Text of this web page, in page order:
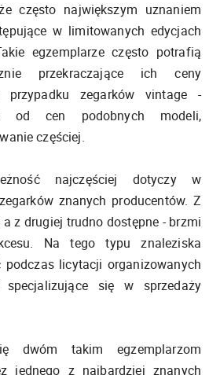
często największym uznaniem
w limitowanych edycjach
egzemplarze często potrafią
przekraczające ich ceny
zegarków vintage -
od cen podobnych modeli,
częściej.
najczęściej dotyczy w
znanych producentów. Z
z drugiej trudno dostępne - brzmi
Na tego typu znaleziska
licytacji organizowanych
się w sprzedaży
dwóm takim egzemplarzom
jednego z najbardziej znanych